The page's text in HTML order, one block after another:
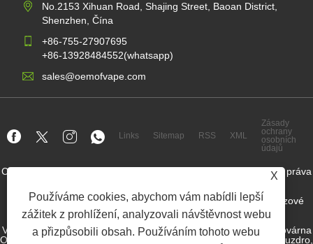
X
Používáme cookies, abychom vám nabídli lepší
zážitek z prohlížení, analyzovali návštěvnost webu
a přizpůsobili obsah. Používáním tohoto webu
No.2153 Xihuan Road, Shajing Street, Baoan District,
Shenzhen, Čína
+86-755-27907695
+86-13928484552(whatsapp)
sales@oemofvape.com
Links Sitemap RSS XML
Zásady
ochrany
osobních
údajů
Copyright © 2022 Aplus Precision Technology Co., Ltd. Všechna práva
Výrobce kazety v Číně, náhradní podléhající zařízení, jednorázové
vape, továrna na vape OEM, elektronická cigareta
Velkoobchod s nikotinem, dodavatelem nikotinového pouzdra, továrna
OEM Nicotine Pouch továrna, továrna OEM SNUS, nikotinový pouzdro,